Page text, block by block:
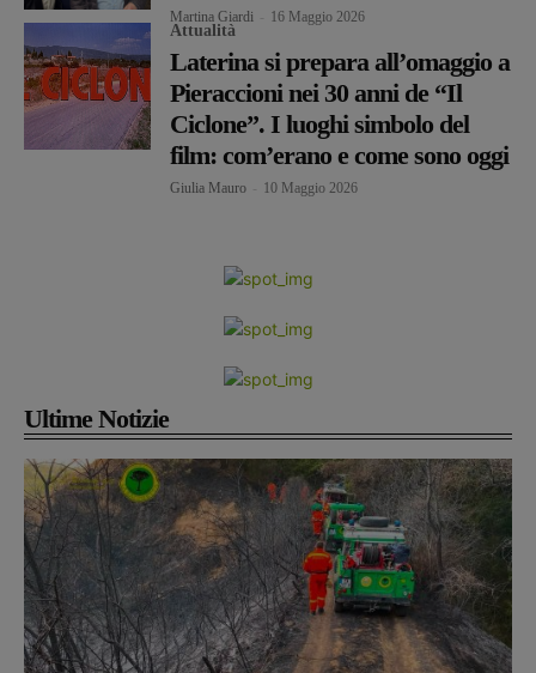
Martina Giardi 16 Maggio 2026
Attualità
Laterina si prepara all’omaggio a
Pieraccioni nei 30 anni de “Il
Ciclone”. I luoghi simbolo del
film: com’erano e come sono oggi
Giulia Mauro 10 Maggio 2026
Ultime Notizie